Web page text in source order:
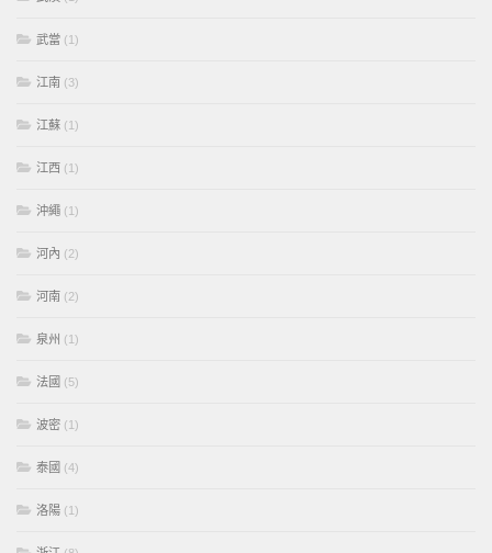
武當 (1)
江南 (3)
江蘇 (1)
江西 (1)
沖繩 (1)
河內 (2)
河南 (2)
泉州 (1)
法國 (5)
波密 (1)
泰國 (4)
洛陽 (1)